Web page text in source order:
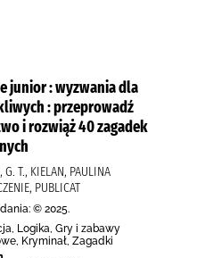
junior : wyzwania dla
: przeprowadź
i rozwiąż 40 zagadek
G. T., KIELAN, PAULINA
PUBLICAT
© 2025.
Logika, Gry i zabawy
Kryminał, Zagadki